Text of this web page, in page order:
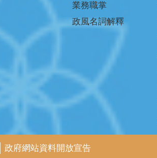
業務職掌
政風名詞解釋
政府網站資料開放宣告